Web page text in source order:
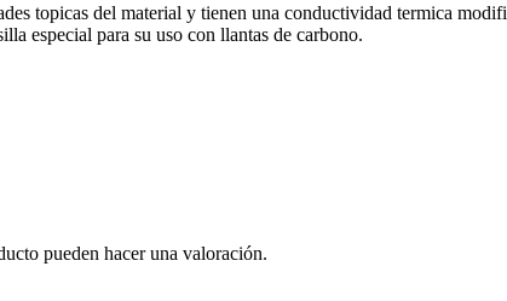
topicas del material y tienen una conductividad termica
especial para su uso con llantas de carbono.
pueden hacer una valoración.